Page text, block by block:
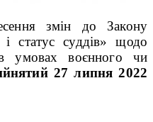
змін до Закону
статус суддів» щодо
в умовах воєнного чи
27 липня 2022